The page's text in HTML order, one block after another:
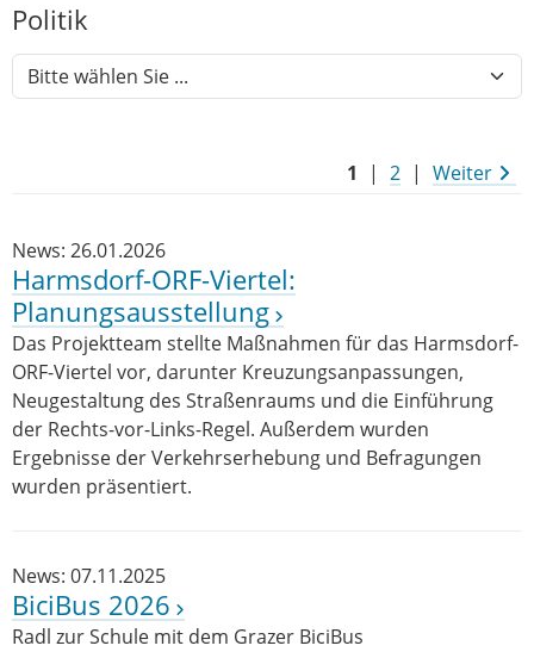
Politik
1 | 2 | Weiter
News: 26.01.2026
Harmsdorf-ORF-Viertel:
Planungsausstellung
Das Projektteam stellte Maßnahmen für das Harmsdorf-
ORF-Viertel vor, darunter Kreuzungsanpassungen,
Neugestaltung des Straßenraums und die Einführung
der Rechts-vor-Links-Regel. Außerdem wurden
Ergebnisse der Verkehrserhebung und Befragungen
wurden präsentiert.
News: 07.11.2025
BiciBus 2026
Radl zur Schule mit dem Grazer BiciBus